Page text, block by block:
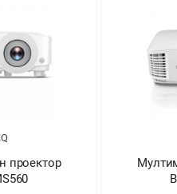
проектор
BenQ